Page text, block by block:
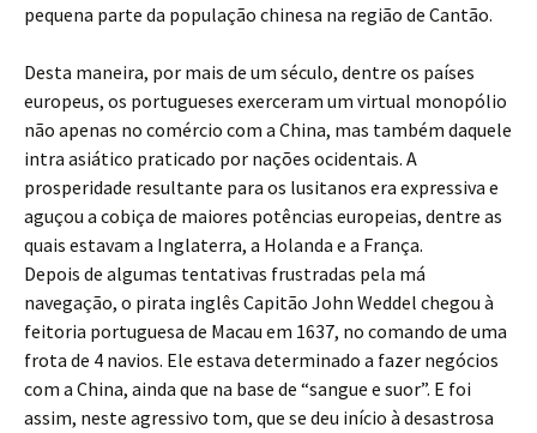
pequena parte da população chinesa na região de Cantão.
Desta maneira, por mais de um século, dentre os países
europeus, os portugueses exerceram um virtual monopólio
não apenas no comércio com a China, mas também daquele
intra asiático praticado por nações ocidentais. A
prosperidade resultante para os lusitanos era expressiva e
aguçou a cobiça de maiores potências europeias, dentre as
quais estavam a Inglaterra, a Holanda e a França.
Depois de algumas tentativas frustradas pela má
navegação, o pirata inglês Capitão John Weddel chegou à
feitoria portuguesa de Macau em 1637, no comando de uma
frota de 4 navios. Ele estava determinado a fazer negócios
com a China, ainda que na base de “sangue e suor”. E foi
assim, neste agressivo tom, que se deu início à desastrosa